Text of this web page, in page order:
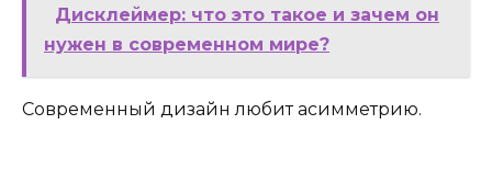
Дисклеймер: что это такое и зачем он
нужен в современном мире?
Современный дизайн любит асимметрию.